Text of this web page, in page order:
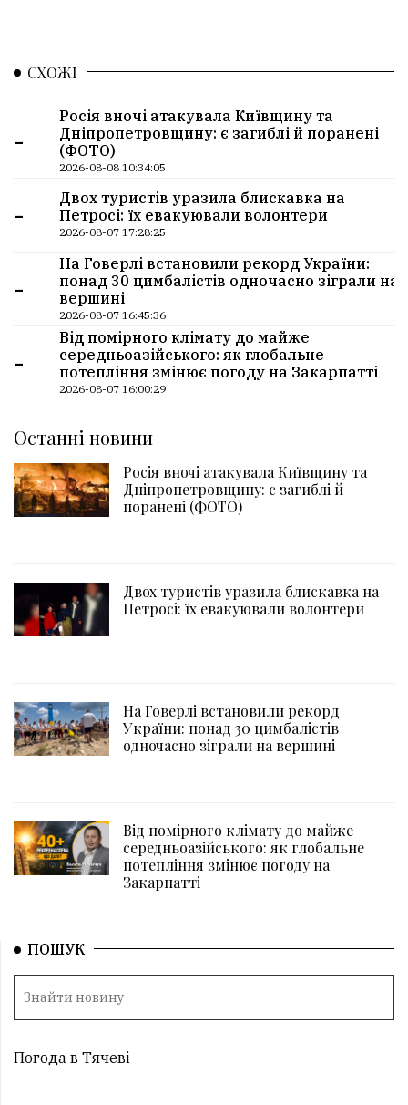
СХОЖІ
-
Росія вночі атакувала Київщину та
Дніпропетровщину: є загиблі й поранені
(ФОТО)
2026-08-08 10:34:05
-
Двох туристів уразила блискавка на
Петросі: їх евакуювали волонтери
2026-08-07 17:28:25
-
На Говерлі встановили рекорд України:
понад 30 цимбалістів одночасно зіграли на
вершині
2026-08-07 16:45:36
-
Від помірного клімату до майже
середньоазійського: як глобальне
потепління змінює погоду на Закарпатті
2026-08-07 16:00:29
Останні новини
Росія вночі атакувала Київщину та
Дніпропетровщину: є загиблі й
поранені (ФОТО)
Двох туристів уразила блискавка на
Петросі: їх евакуювали волонтери
На Говерлі встановили рекорд
України: понад 30 цимбалістів
одночасно зіграли на вершині
Від помірного клімату до майже
середньоазійського: як глобальне
потепління змінює погоду на
Закарпатті
ПОШУК
Погода в Тячеві